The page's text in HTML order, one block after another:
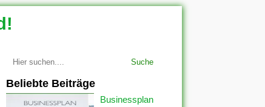
Suche
Beliebte Beiträge
Businessplan